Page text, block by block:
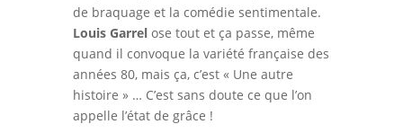
de braquage et la comédie sentimentale.
Louis Garrelose tout et ça passe, même
quand il convoque la variété française des
années 80, mais ça, c’est « Une autre
histoire » … C’est sans doute ce que l’on
appelle l’état de grâce !